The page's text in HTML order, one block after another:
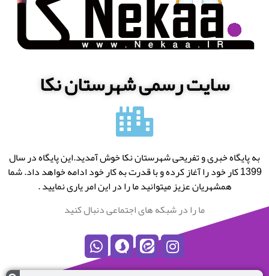
سایت رسمی شهرستان نکا
به پایگاه خبری و تفریحی شهرستان نکا خوش آمدید.این پایگاه در سال
1399 کار خود را آغاز کرده و با قدرت به کار خود ادامه خواهد داد. شما
همشهریان عزیز میتوانید ما را در این امر یاری نمایید .
ما را در شبکه های اجتماعی دنبال کنید